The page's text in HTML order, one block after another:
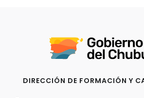
DIRECCIÓN DE FORMACIÓN Y